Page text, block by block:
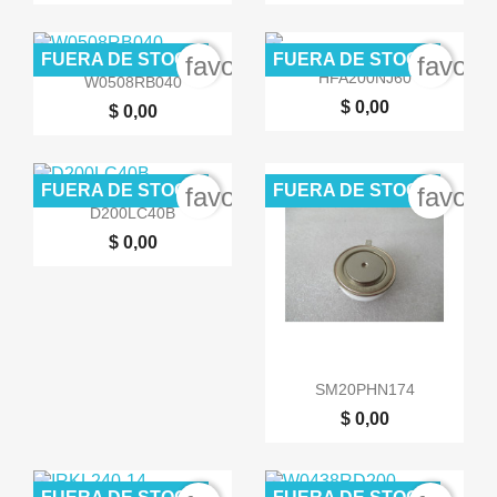
 Vista rápida
W0508RB040
$ 0,00
FUERA DE STOCKfavorite_border
 Vista rápida
HFA200NJ60
$ 0,00
FUERA DE STOCK
 Vista rápida
D200LC40B
$ 0,00
FUERA DE STOCKfavorite_border
 Vista rápida
SM20PHN174
$ 0,00
FUERA DE STOCK